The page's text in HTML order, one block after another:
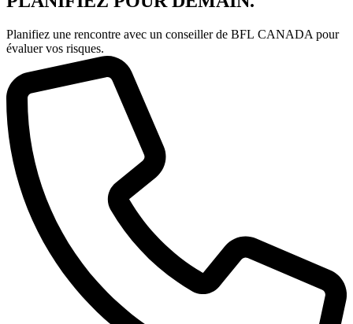
Planifiez une rencontre avec un conseiller de BFL CANADA pour
évaluer vos risques.